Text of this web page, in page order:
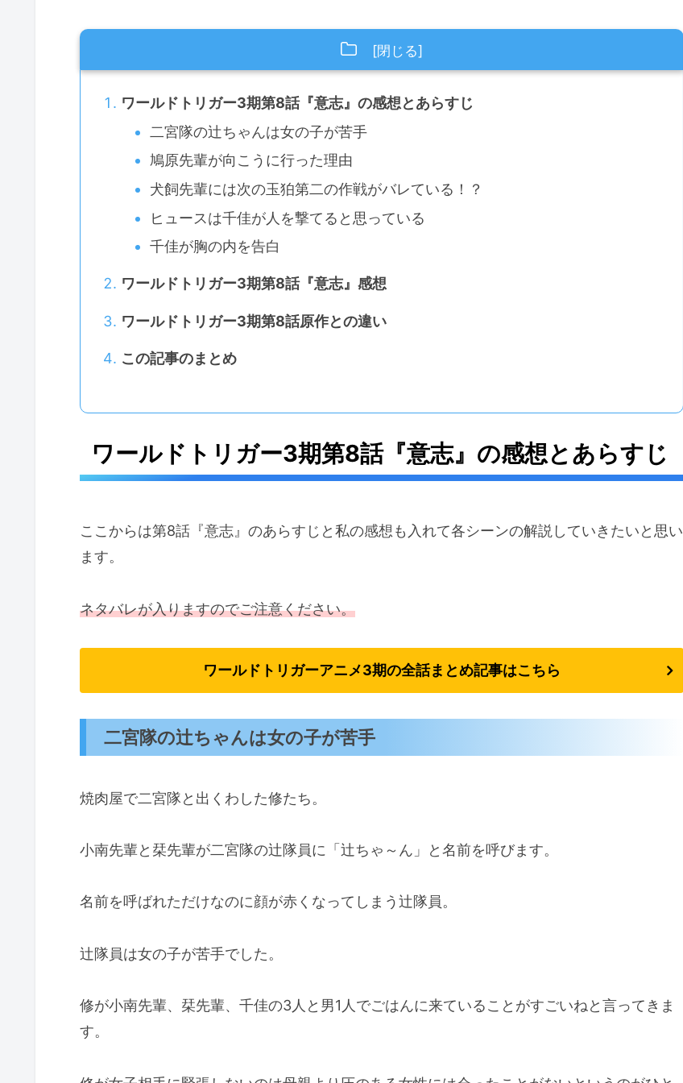
ワールドトリガー3期第8話『意志』の感想とあらすじ
二宮隊の辻ちゃんは女の子が苦手
鳩原先輩が向こうに行った理由
犬飼先輩には次の玉狛第二の作戦がバレている！？
ヒュースは千佳が人を撃てると思っている
千佳が胸の内を告白
ワールドトリガー3期第8話『意志』感想
ワールドトリガー3期第8話原作との違い
この記事のまとめ
ワールドトリガー3期第8話『意志』の感想とあらすじ
ここからは第8話『意志』のあらすじと私の感想も入れて各シーンの解説していきたいと思い
ます。
ネタバレが入りますのでご注意ください。
ワールドトリガーアニメ3期の全話まとめ記事はこちら
二宮隊の辻ちゃんは女の子が苦手
焼肉屋で二宮隊と出くわした修たち。
小南先輩と栞先輩が二宮隊の辻隊員に「辻ちゃ～ん」と名前を呼びます。
名前を呼ばれただけなのに顔が赤くなってしまう辻隊員。
辻隊員は女の子が苦手でした。
修が小南先輩、栞先輩、千佳の3人と男1人でごはんに来ていることがすごいねと言ってきま
す。